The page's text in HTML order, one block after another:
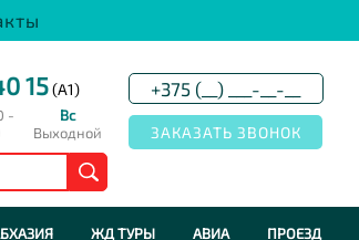
15(A1)
-
Вс
Выходной
ЖД ТУРЫ АВИА ПРОЕЗД